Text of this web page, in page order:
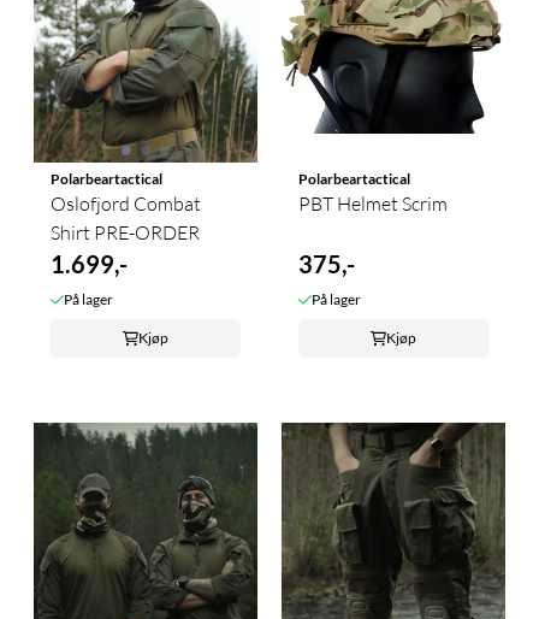
Polarbeartactical
Oslofjord Combat
Shirt PRE-ORDER
1.699,-
På lager
Kjøp
Polarbeartactical
PBT Helmet Scrim
375,-
På lager
Kjøp